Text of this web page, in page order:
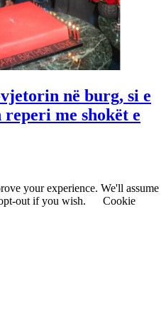
në burg, si e
me shokët e
your experience. We'll assume
out if you wish.
Cookie